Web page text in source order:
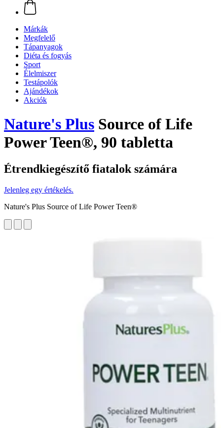
Márkák
Megfelelő
Tápanyagok
Diéta és fogyás
Sport
Élelmiszer
Testápolók
Ajándékok
Akciók
Nature's Plus Source of Life
Power Teen®, 90 tabletta
Étrendkiegészítő fiatalok számára
Jelenleg egy értékelés.
Nature's Plus Source of Life Power Teen®